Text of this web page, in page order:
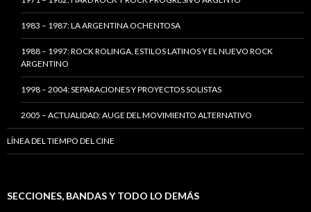
1983 – 1987: LA ARGENTINA OCHENTOSA
1988 – 1997: ROCK ROLINGA, ESTILOS LATINOS Y EL NUEVO ROCK
ARGENTINO
1998 – 2004: SEPARACIONES Y PROYECTOS SOLISTAS
2005 – ACTUALIDAD: AUGE DEL MOVIMIENTO ALTERNATIVO
LÍNEA DEL TIEMPO DEL CINE
SECCIONES, BANDAS Y TODO LO DEMÁS